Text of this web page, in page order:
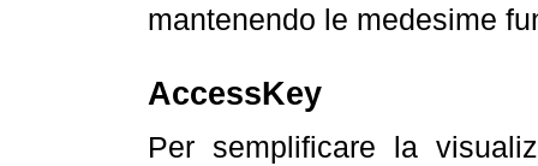
mantenendo le medesime
AccessKey
Per semplificare la